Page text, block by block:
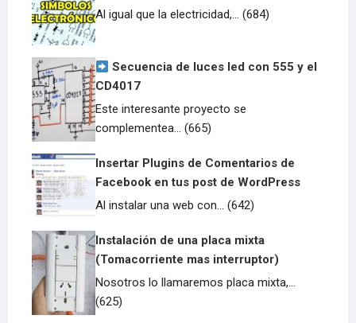
Al igual que la electricidad,... (684)
Secuencia de luces led con 555 y el
CD4017
Este interesante proyecto se
complementea... (665)
Insertar Plugins de Comentarios de
Facebook en tus post de WordPress
Al instalar una web con... (642)
Instalación de una placa mixta
(Tomacorriente mas interruptor)
Nosotros lo llamaremos placa mixta,...
(625)